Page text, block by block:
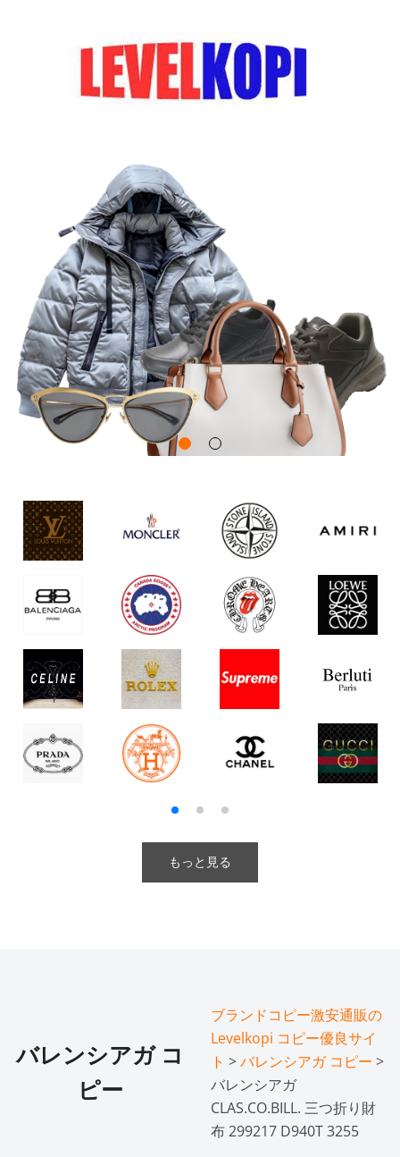
もっと見る
バレンシアガ コ
ピー
ブランドコピー激安通販の
Levelkopi コピー優良サイ
ト >バレンシアガ コピー >
バレンシアガ
CLAS.CO.BILL. 三つ折り財
布 299217 D940T 3255